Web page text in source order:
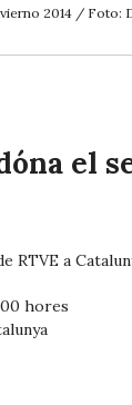
2014 / Foto:
el
RTVE a
hores